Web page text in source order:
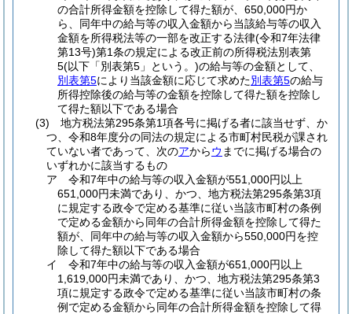
の合計所得金額を控除して得た額が、650,000円か
ら、同年中の給与等の収入金額から当該給与等の収入
金額を所得税法等の一部を改正する法律(令和7年法律
第13号)第1条の規定による改正前の所得税法別表第
5(以下「別表第5」という。)の給与等の金額として、
別表第5により当該金額に応じて求めた別表第5の給与
所得控除後の給与等の金額を控除して得た額を控除し
て得た額以下である場合
(3)
地方税法第295条第1項各号に掲げる者に該当せず、か
つ、令和8年度分の同法の規定による市町村民税が課され
ていない者であって、次のアからウ までに掲げる場合の
いずれかに該当するもの
ア
令和7年中の給与等の収入金額が551,000円以上
651,000円未満であり、かつ、地方税法第295条第3項
に規定する政令で定める基準に従い当該市町村の条例
で定める金額から同年の合計所得金額を控除して得た
額が、同年中の給与等の収入金額から550,000円を控
除して得た額以下である場合
イ
令和7年中の給与等の収入金額が651,000円以上
1,619,000円未満であり、かつ、地方税法第295条第3
項に規定する政令で定める基準に従い当該市町村の条
例で定める金額から同年の合計所得金額を控除して得